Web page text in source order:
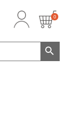
0
CLOSE